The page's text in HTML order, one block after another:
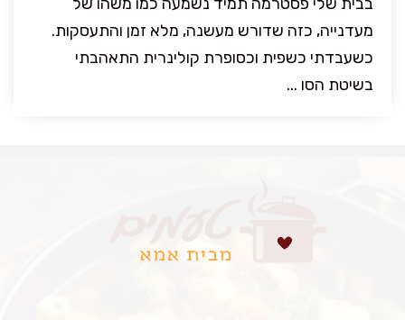
מעדנייה, כזה שדורש מעשנה, מלא זמן והתעסקות.
כשעבדתי כשפית וכסופרת קולינרית התאהבתי
בשיטת הסו ...